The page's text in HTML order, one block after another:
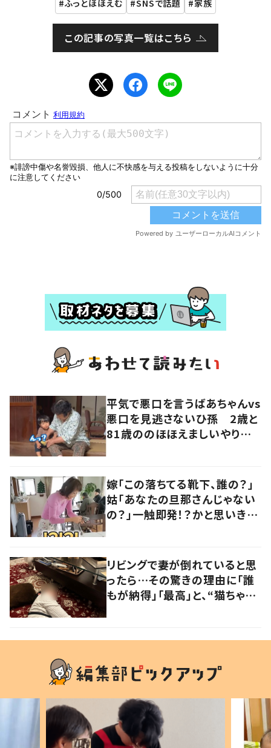
ふっとほほえむ SNSで話題 家族
この記事の写真一覧はこちら
平気で悪口を言うばあちゃんvs
悪口を見逃さないひ孫 2歳と
81歳ののほほえましいやり取り
嫁「この落ちてる靴下、誰の？」
姑「あなたの旦那さんじゃない
の？」一触即発！？かと思いき
リビングで妻が倒れていると思
ったら…その驚きの理由に「誰
もが納得」「最高」と、“猫ちゃん